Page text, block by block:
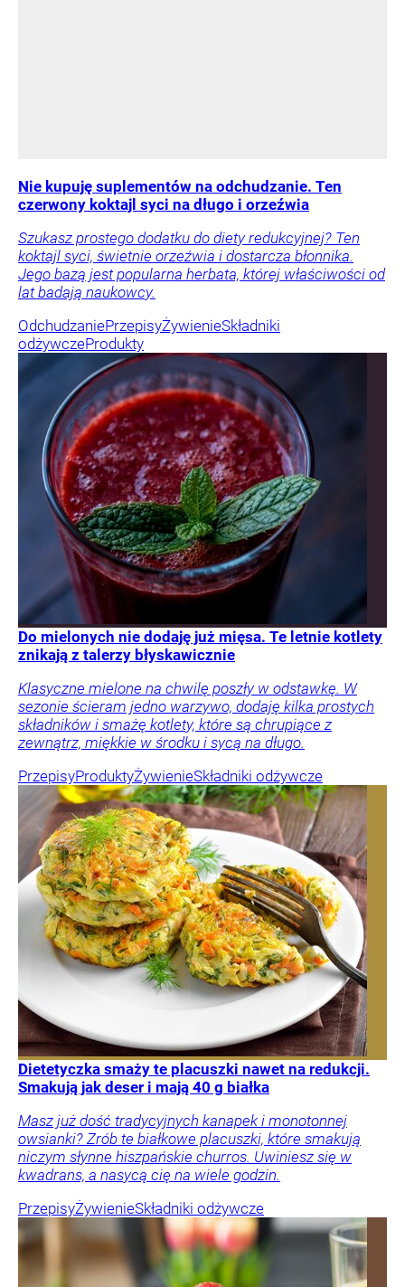
Nie kupuję suplementów na odchudzanie. Ten
czerwony koktajl syci na długo i orzeźwia
Szukasz prostego dodatku do diety redukcyjnej? Ten
koktajl syci, świetnie orzeźwia i dostarcza błonnika.
Jego bazą jest popularna herbata, której właściwości od
lat badają naukowcy.
OdchudzaniePrzepisyŻywienieSkładniki
odżywczeProdukty
Do mielonych nie dodaję już mięsa. Te letnie kotlety
znikają z talerzy błyskawicznie
Klasyczne mielone na chwilę poszły w odstawkę. W
sezonie ścieram jedno warzywo, dodaję kilka prostych
składników i smażę kotlety, które są chrupiące z
zewnątrz, miękkie w środku i sycą na długo.
PrzepisyProduktyŻywienieSkładniki odżywcze
Dietetyczka smaży te placuszki nawet na redukcji.
Smakują jak deser i mają 40 g białka
Masz już dość tradycyjnych kanapek i monotonnej
owsianki? Zrób te białkowe placuszki, które smakują
niczym słynne hiszpańskie churros. Uwiniesz się w
kwadrans, a nasycą cię na wiele godzin.
PrzepisyŻywienieSkładniki odżywcze